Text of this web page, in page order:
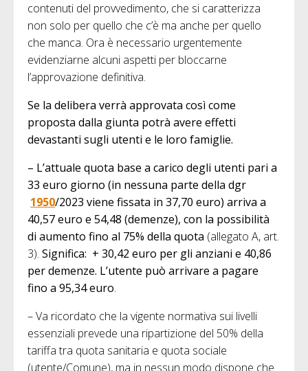
contenuti del provvedimento, che si caratterizza
non solo per quello che c’è ma anche per quello
che manca. Ora è necessario urgentemente
evidenziarne alcuni aspetti per bloccarne
l’approvazione definitiva.
Se la delibera verrà approvata così come
proposta dalla giunta potrà avere effetti
devastanti sugli utenti e le loro famiglie.
– L’attuale quota base a carico degli utenti pari a
33 euro giorno (in nessuna parte della dgr
1950/2023 viene fissata in 37,70 euro) arriva a
40,57 euro e 54,48 (demenze), con la possibilità
di aumento fino al 75% della quota (allegato A, art.
3). Significa: + 30,42 euro per gli anziani e 40,86
per demenze. L’utente può arrivare a pagare
fino a 95,34 euro.
– Va ricordato che la vigente normativa sui livelli
essenziali prevede una ripartizione del 50% della
tariffa tra quota sanitaria e quota sociale
(utente/Comune), ma in nessun modo dispone che